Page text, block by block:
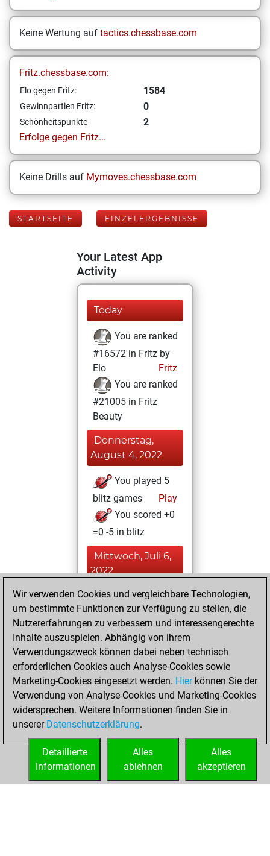
Keine Wertung auf tactics.chessbase.com
Fritz.chessbase.com:
Elo gegen Fritz: 1584
Gewinnpartien Fritz: 0
Schönheitspunkte
2
Erfolge gegen Fritz...
Keine Drills auf Mymoves.chessbase.com
STARTSEITE EINZELERGEBNISSE
Your Latest App
Activity
Today
You are ranked
#16572 in Fritz by
Elo
Fritz
You are ranked
#21005 in Fritz
Beauty
Donnerstag,
August 4, 2022
You played 5
blitz games
Play
You scored +0
=0 -5 in blitz
Mittwoch, Juli 6,
2022
You achieved a
BeautyScore of 2
Fritz
achieved a new Elo
of 1584
Dienstag, Juli 5,
2022
You created
your Fritz account
Wir verwenden Cookies und vergleichbare Technologien,
um bestimmte Funktionen zur Verfügung zu stellen, die
Nutzererfahrungen zu verbessern und interessengerechte
Inhalte auszuspielen. Abhängig von ihrem
Verwendungszweck können dabei neben technisch
erforderlichen Cookies auch Analyse-Cookies sowie
Marketing-Cookies eingesetzt werden. Hierkönnen Sie der
Verwendung von Analyse-Cookies und Marketing-Cookies
widersprechen. Weitere Informationen finden Sie in
unserer Datenschutzerklärung.
Alles
akzeptieren
Alles
ablehnen
Detaillierte
Informationen